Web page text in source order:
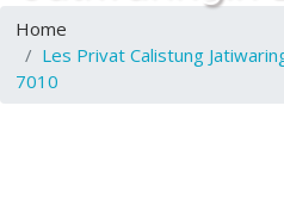
Home
Les Privat Calistung
7010